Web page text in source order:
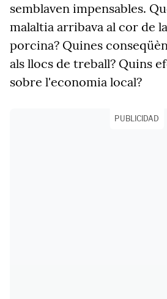
semblaven impensables.
malaltia arribava al cor de
porcina? Quines
als llocs de treball? Quins
sobre l'economia local?
PUBLICIDAD